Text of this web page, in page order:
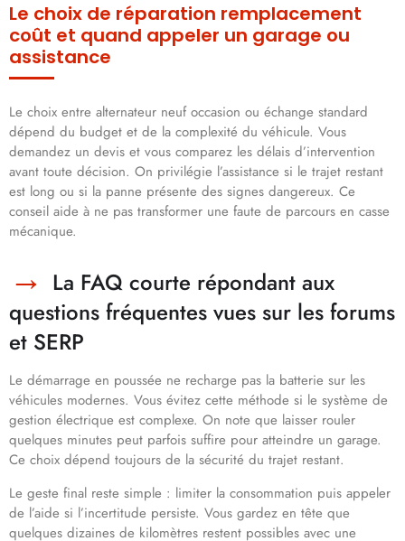
Le choix de réparation remplacement
coût et quand appeler un garage ou
assistance
Le choix entre alternateur neuf occasion ou échange standard
dépend du budget et de la complexité du véhicule. Vous
demandez un devis et vous comparez les délais d’intervention
avant toute décision. On privilégie l’assistance si le trajet restant
est long ou si la panne présente des signes dangereux. Ce
conseil aide à ne pas transformer une faute de parcours en casse
mécanique.
La FAQ courte répondant aux
questions fréquentes vues sur les forums
et SERP
Le démarrage en poussée ne recharge pas la batterie sur les
véhicules modernes. Vous évitez cette méthode si le système de
gestion électrique est complexe. On note que laisser rouler
quelques minutes peut parfois suffire pour atteindre un garage.
Ce choix dépend toujours de la sécurité du trajet restant.
Le geste final reste simple : limiter la consommation puis appeler
de l’aide si l’incertitude persiste. Vous gardez en tête que
quelques dizaines de kilomètres restent possibles avec une